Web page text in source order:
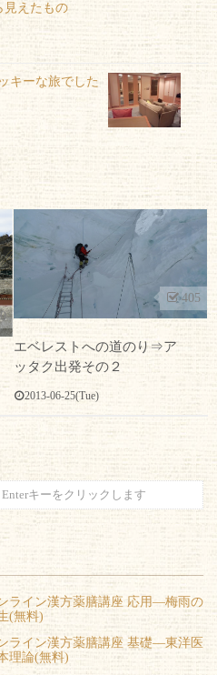
見えたもの
キーな旅でした
0
405
エベレストへの道のり⇒ア
ッタク出発その２
2013-06-25(Tue)
ライン漢方薬膳講座 応用―梅雨の
(無料)
ライン漢方薬膳講座 基礎―東洋医
理論(無料)